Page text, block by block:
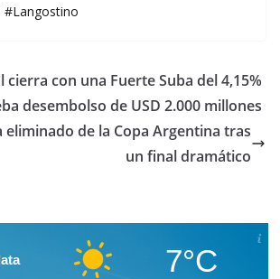
#Langostino
cierra con una Fuerte Suba del 4,15%
desembolso de USD 2.000 millones
eliminado de la Copa Argentina tras
un final dramático
7°C